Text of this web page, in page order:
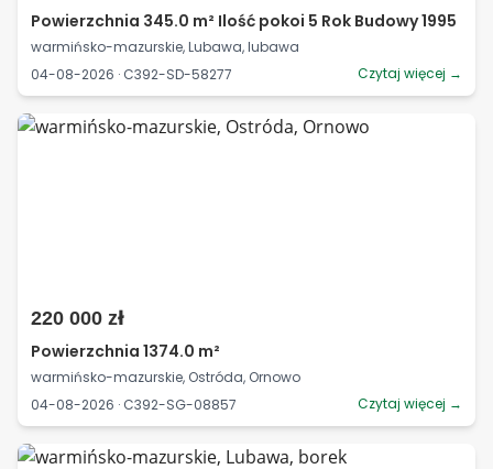
Powierzchnia 345.0 m² Ilość pokoi 5 Rok Budowy 1995
warmińsko-mazurskie, Lubawa, lubawa
04-08-2026 · C392-SD-58277
Czytaj więcej →
220 000 zł
Powierzchnia 1374.0 m²
warmińsko-mazurskie, Ostróda, Ornowo
04-08-2026 · C392-SG-08857
Czytaj więcej →